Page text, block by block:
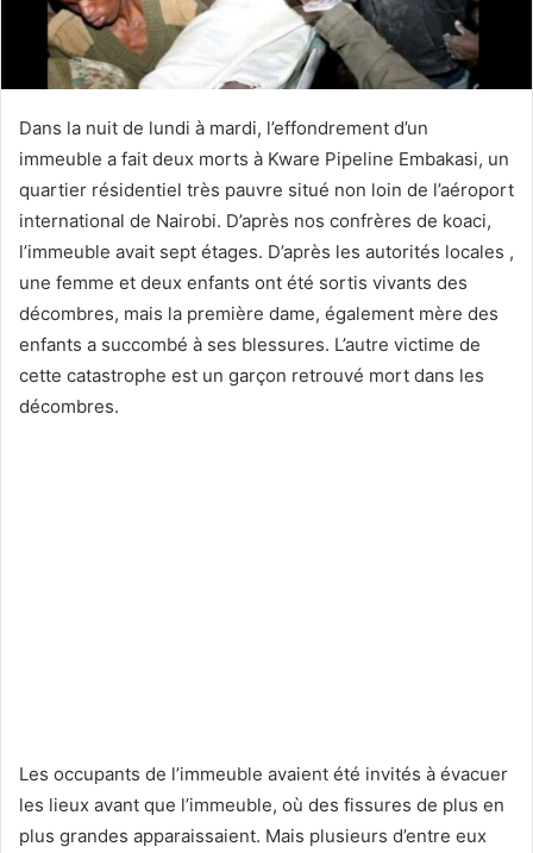
Dans la nuit de lundi à mardi, l’effondrement d’un
immeuble a fait deux morts à Kware Pipeline Embakasi, un
quartier résidentiel très pauvre situé non loin de l’aéroport
international de Nairobi. D’après nos confrères de koaci,
l’immeuble avait sept étages. D’après les autorités locales ,
une femme et deux enfants ont été sortis vivants des
décombres, mais la première dame, également mère des
enfants a succombé à ses blessures. L’autre victime de
cette catastrophe est un garçon retrouvé mort dans les
décombres.
Les occupants de l’immeuble avaient été invités à évacuer
les lieux avant que l’immeuble, où des fissures de plus en
plus grandes apparaissaient. Mais plusieurs d’entre eux